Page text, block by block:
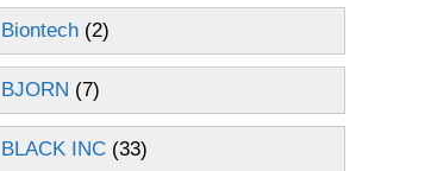
Biontech (2)
BJORN (7)
BLACK INC (33)